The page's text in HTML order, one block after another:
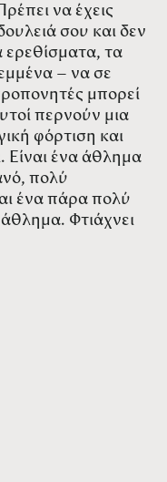
να έχεις
σου και δεν
ερεθίσματα, τα
– να σε
μπορεί
περνούν μια
φόρτιση και
Είναι ένα άθλημα
πολύ
ένα πάρα πολύ
Φτιάχνει